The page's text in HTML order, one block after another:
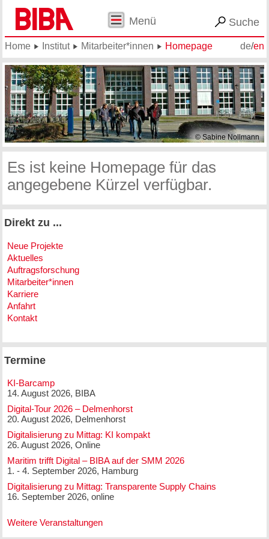
Menü Suche
de/en
Home Institut Mitarbeiter*innen Homepage
© Sabine Nollmann
Es ist keine Homepage für das
angegebene Kürzel verfügbar.
Direkt zu ...
Neue Projekte
Aktuelles
Auftragsforschung
Mitarbeiter*innen
Karriere
Anfahrt
Kontakt
Termine
KI-Barcamp
14. August 2026, BIBA
Digital-Tour 2026 – Delmenhorst
20. August 2026, Delmenhorst
Digitalisierung zu Mittag: KI kompakt
26. August 2026, Online
Maritim trifft Digital – BIBA auf der SMM 2026
1. - 4. September 2026, Hamburg
Digitalisierung zu Mittag: Transparente Supply Chains
16. September 2026, online
Weitere Veranstaltungen